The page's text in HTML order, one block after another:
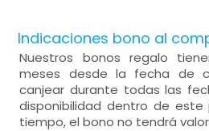
Indicaciones bono al
Nuestros bonos regalo
meses desde la fecha de
canjear durante todas las
disponibilidad dentro de este
tiempo, el bono no tendrá